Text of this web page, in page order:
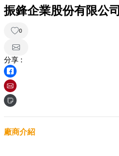
振鋒企業股份有限公司
0
分享 :
廠商介紹